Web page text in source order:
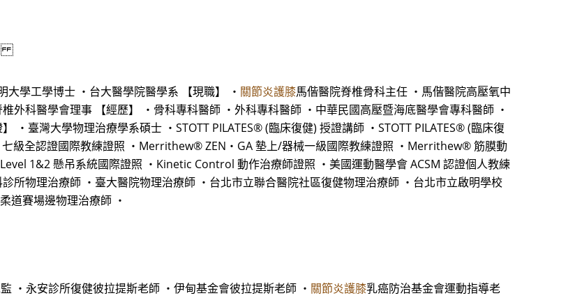
學工學博士 ・台大醫學院醫學系 【現職】 ・ 關節炎護膝馬偕醫院脊椎骨科主任 ・馬偕醫院高壓氧中
外科醫學會理事 【經歷】 ・骨科專科醫師 ・外科專科醫師 ・中華民國高壓暨海底醫學會專科醫師 ・
・臺灣大學物理治療學系碩士 ・STOTT PILATES® (臨床復健) 授證講師 ・STOTT PILATES® (臨床復
七級全認證國際教練證照 ・Merrithew® ZEN‧GA 墊上/器械一級國際教練證照 ・Merrithew® 筋膜動
1&2 懸吊系統國際證照 ・Kinetic Control 動作治療師證照 ・美國運動醫學會 ACSM 認證個人教練
所物理治療師 ・臺大醫院物理治療師 ・台北市立聯合醫院社區復健物理治療師 ・台北市立啟明學校
道賽場邊物理治療師 ・
・永安診所復健彼拉提斯老師 ・伊甸基金會彼拉提斯老師 ・ 關節炎護膝乳癌防治基金會運動指導老